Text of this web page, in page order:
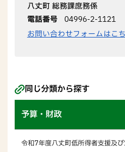
八丈町 総務課庶務係
電話番号
04996-2-1121
お問い合わせフォームはこ
同じ分類から探す
予算・財政
令和7年度八丈町低所得者支援及